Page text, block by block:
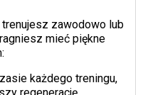
zawodowo lub
mieć piękne
każdego treningu,
regenerację